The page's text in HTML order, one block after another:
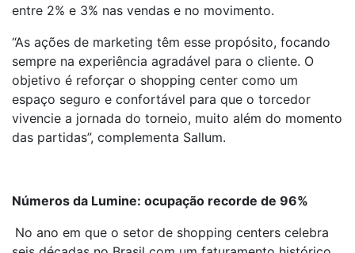
entre 2% e 3% nas vendas e no movimento.
“As ações de marketing têm esse propósito, focando
sempre na experiência agradável para o cliente. O
objetivo é reforçar o shopping center como um
espaço seguro e confortável para que o torcedor
vivencie a jornada do torneio, muito além do momento
das partidas”, complementa Sallum.
Números da Lumine: ocupação recorde de 96%
No ano em que o setor de shopping centers celebra